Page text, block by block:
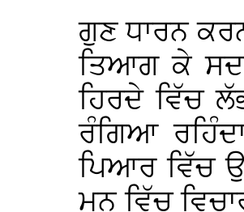
ਗੁਣ ਧਾਰਨ
ਤਿਆਗ ਕੇ
ਹਿਰਦੇ ਵਿੱਚ
ਰੰਗਿਆ
ਪਿਆਰ ਵਿੱਚ
ਮਨ ਵਿੱਚ